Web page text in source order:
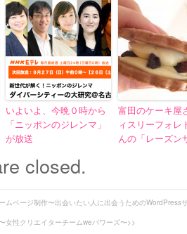
いよいよ、今晩０時から
「ニッポンのジレンマ」
が放送
富田のケーキ屋
ィスリーフォレ
んの「レーズン
closed.
ムページ制作〜出会いたい人に出会うためのWordPress
女性クリエイターチームweパワーズ〜>>